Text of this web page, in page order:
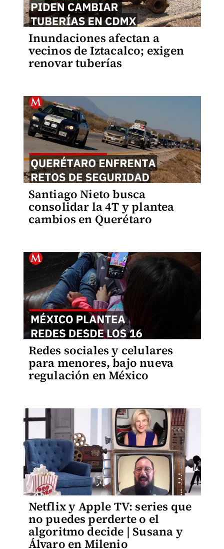
Inundaciones afectan a
vecinos de Iztacalco; exigen
renovar tuberías
Santiago Nieto busca
consolidar la 4T y plantea
cambios en Querétaro
Redes sociales y celulares
para menores, bajo nueva
regulación en México
Netflix y Apple TV: series que
no puedes perderte o el
algoritmo decide | Susana y
Álvaro en Milenio